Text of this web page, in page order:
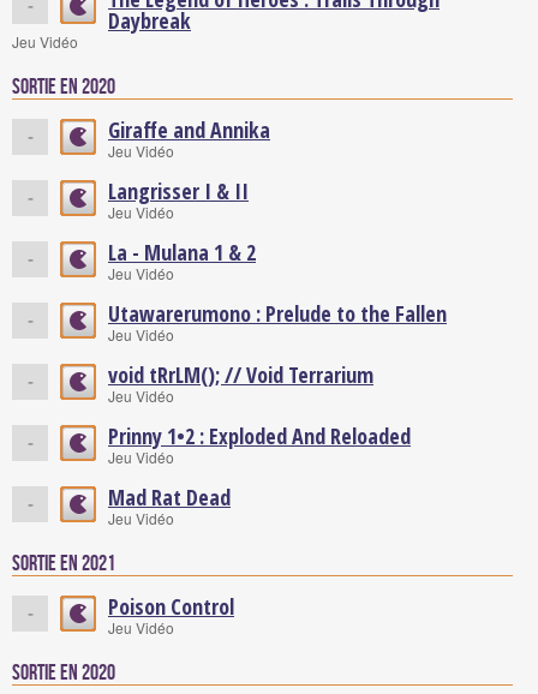
-
Daybreak
Jeu Vidéo
Sortie en 2020
- Giraffe and Annika
Jeu Vidéo
- Langrisser I & II
Jeu Vidéo
- La - Mulana 1 & 2
Jeu Vidéo
- Utawarerumono : Prelude to the Fallen
Jeu Vidéo
- void tRrLM(); // Void Terrarium
Jeu Vidéo
- Prinny 1•2 : Exploded And Reloaded
Jeu Vidéo
- Mad Rat Dead
Jeu Vidéo
Sortie en 2021
- Poison Control
Jeu Vidéo
Sortie en 2020